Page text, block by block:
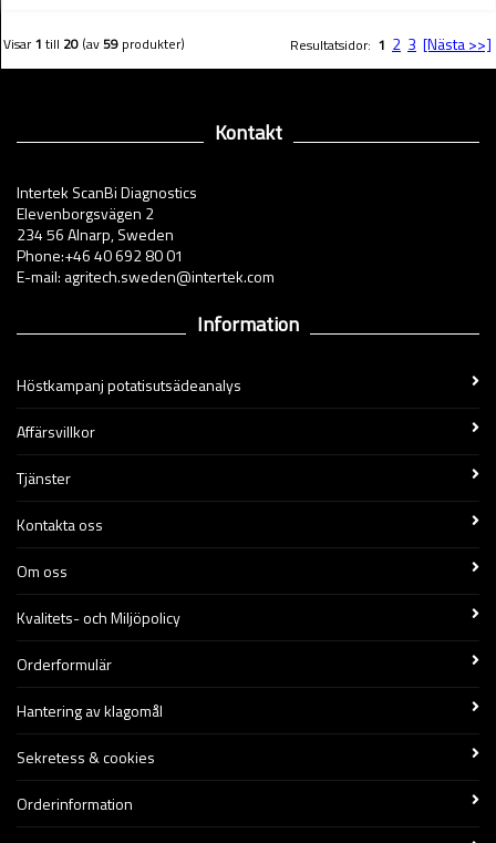
Visar1 till 20 (av59 produkter) Resultatsidor: 1 2 3 [Nästa >>]
Kontakt
Intertek ScanBi Diagnostics
Elevenborgsvägen 2
234 56 Alnarp, Sweden
Phone:+46 40 692 80 01
E-mail: agritech.sweden@intertek.com
Information
Höstkampanj potatisutsädeanalys
Affärsvillkor
Tjänster
Kontakta oss
Om oss
Kvalitets- och Miljöpolicy
Orderformulär
Hantering av klagomål
Sekretess & cookies
Orderinformation